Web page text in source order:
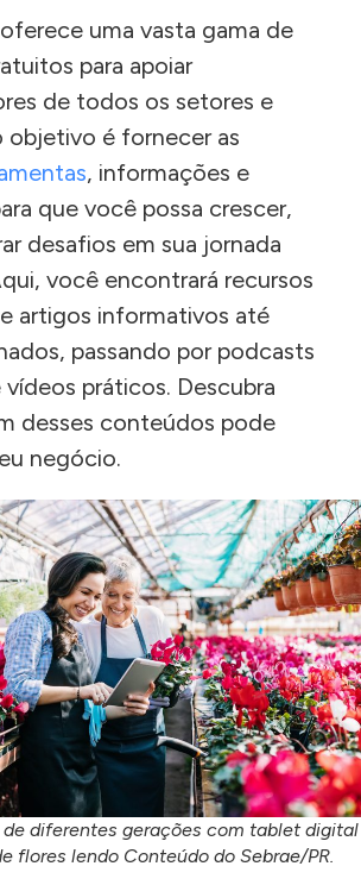
oferece uma vasta gama de
para apoiar
de todos os setores e
objetivo é fornecer as
, informações e
que você possa crescer,
desafios em sua jornada
você encontrará recursos
artigos informativos até
passando por podcasts
vídeos práticos. Descubra
desses conteúdos pode
negócio.
de diferentes gerações com tablet digital
flores lendo Conteúdo do Sebrae/PR.